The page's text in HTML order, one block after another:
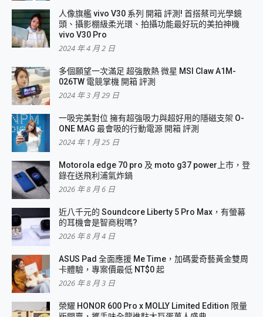
人像旗艦 vivo V30 系列 開箱 評測! 首搭蔡司光學鏡
頭、攝影棚級柔光環、拍攝功能最好玩的美拍神機
vivo V30 Pro
2024 年 4 月 2 日
多個願望一次滿足 超強散熱 微星 MSI Claw A1M-
026TW 電競掌機 開箱 評測
2024 年 3 月 29 日
一吸完美對位 擁有超強吸力與超好用的隱磁支架 O-
ONE MAG 最會吸的行動電源 開箱 評測
2024 年 1 月 25 日
Motorola edge 70 pro 及 moto g37 power上市，登
錄在送飛利浦氣炸鍋
2026 年 8 月 6 日
近八千元的 Soundcore Liberty 5 Pro Max，有螢幕
的耳機會是智商稅嗎?
2026 年 8 月 4 日
ASUS Pad 全面應援 Me Time，加碼愛奇藝黃金雙周
卡體驗，專案價最低 NT$0 起
2026 年 8 月 3 日
榮耀 HONOR 600 Pro x MOLLY Limited Edition 限量